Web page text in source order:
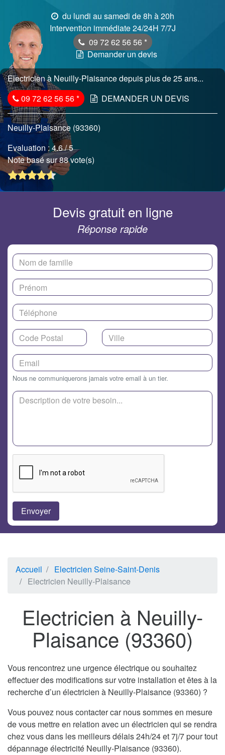
du lundi au samedi de 8h à 20h
Intervention immédiate 24/24H 7/7J
09 72 62 56 56 *
Demander un devis
Electricien à Neuilly-Plaisance depuis plus de 25 ans...
09 72 62 56 56* DEMANDER UN DEVIS
Neuilly-Plaisance (93360)
Evaluation :4.6/ 5
Note basé sur 88 vote(s)
Devis gratuit en ligne
Réponse rapide
Nous ne communiquerons jamais votre email à un tier.
Accueil
Electricien Seine-Saint-Denis
Electricien Neuilly-Plaisance
Electricien à Neuilly-
Plaisance (93360)
Vous rencontrez une urgence électrique ou souhaitez
effectuer des modifications sur votre installation et êtes à la
recherche d’un électricien à Neuilly-Plaisance (93360) ?
Vous pouvez nous contacter car nous sommes en mesure
de vous mettre en relation avec un électricien qui se rendra
chez vous dans les meilleurs délais 24h/24 et 7j/7 pour tout
dépannage électricité Neuilly-Plaisance (93360).